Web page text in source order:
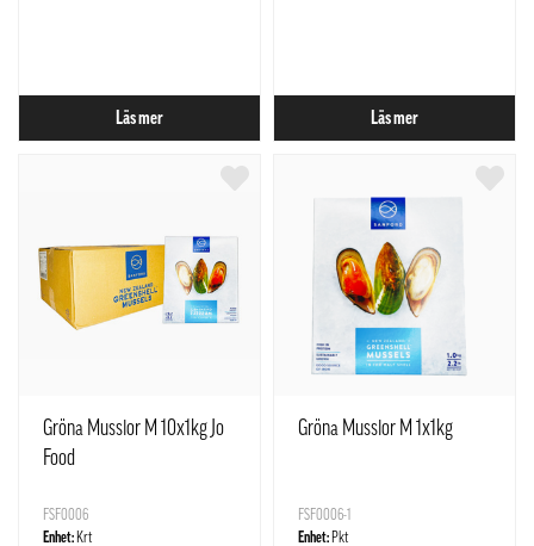
Läs mer Läs mer
Gröna Musslor M 10x1kg Jo
Food
FSF0006
Enhet: Krt
Gröna Musslor M 1x1kg
FSF0006-1
Enhet: Pkt